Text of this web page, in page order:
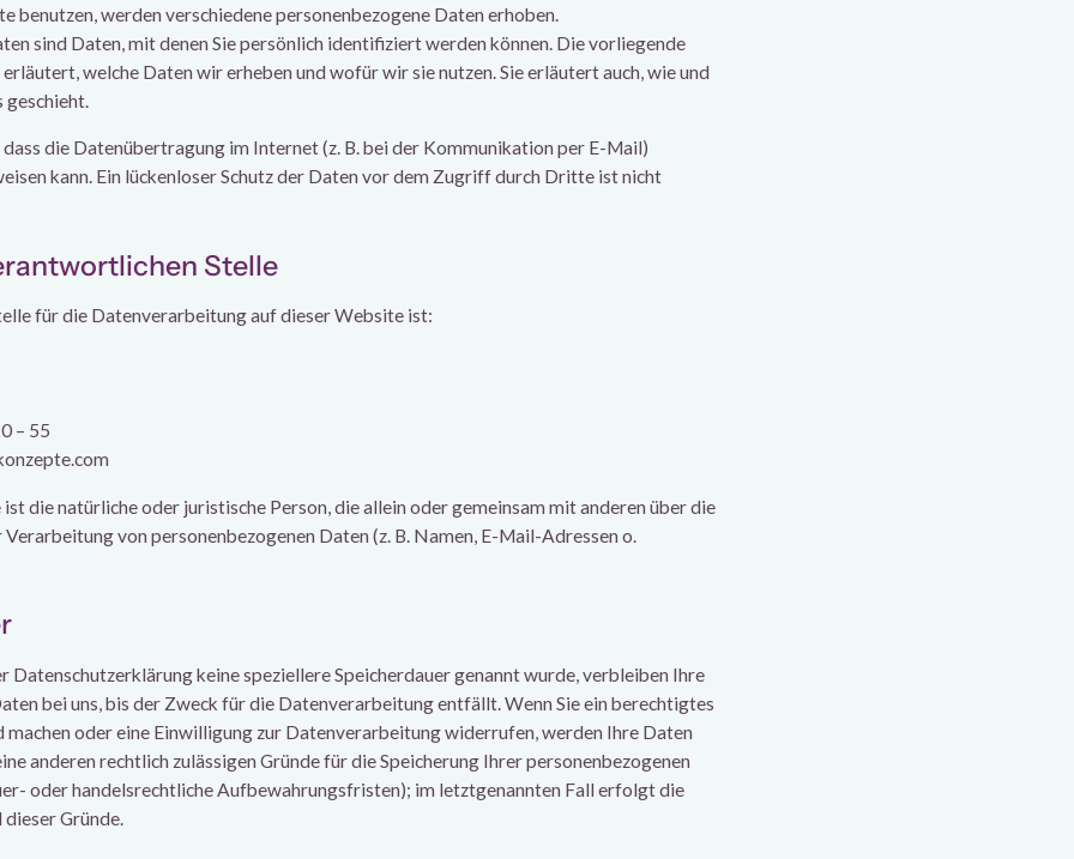
benutzen, werden verschiedene personenbezogene Daten erhoben.
sind Daten, mit denen Sie persönlich identifiziert werden können. Die vorliegende
welche Daten wir erheben und wofür wir sie nutzen. Sie erläutert auch, wie und
geschieht.
die Datenübertragung im Internet (z. B. bei der Kommunikation per E-Mail)
kann. Ein lückenloser Schutz der Daten vor dem Zugriff durch Dritte ist nicht
Stelle
für die Datenverarbeitung auf dieser Website ist:
– 55
die natürliche oder juristische Person, die allein oder gemeinsam mit anderen über die
von personenbezogenen Daten (z. B. Namen, E-Mail-Adressen o.
Datenschutzerklärung keine speziellere Speicherdauer genannt wurde, verbleiben Ihre
bei uns, bis der Zweck für die Datenverarbeitung entfällt. Wenn Sie ein berechtigtes
machen oder eine Einwilligung zur Datenverarbeitung widerrufen, werden Ihre Daten
anderen rechtlich zulässigen Gründe für die Speicherung Ihrer personenbezogenen
oder handelsrechtliche Aufbewahrungsfristen); im letztgenannten Fall erfolgt die
Gründe.